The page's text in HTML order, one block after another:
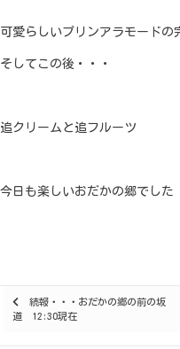
可愛らしいプリンアラモードの
そしてこの後・・・
追クリームと追フルーツ
今日も楽しいおだかの郷でした
Posts続報・・・おだかの郷の前の坂
道 12:30現在